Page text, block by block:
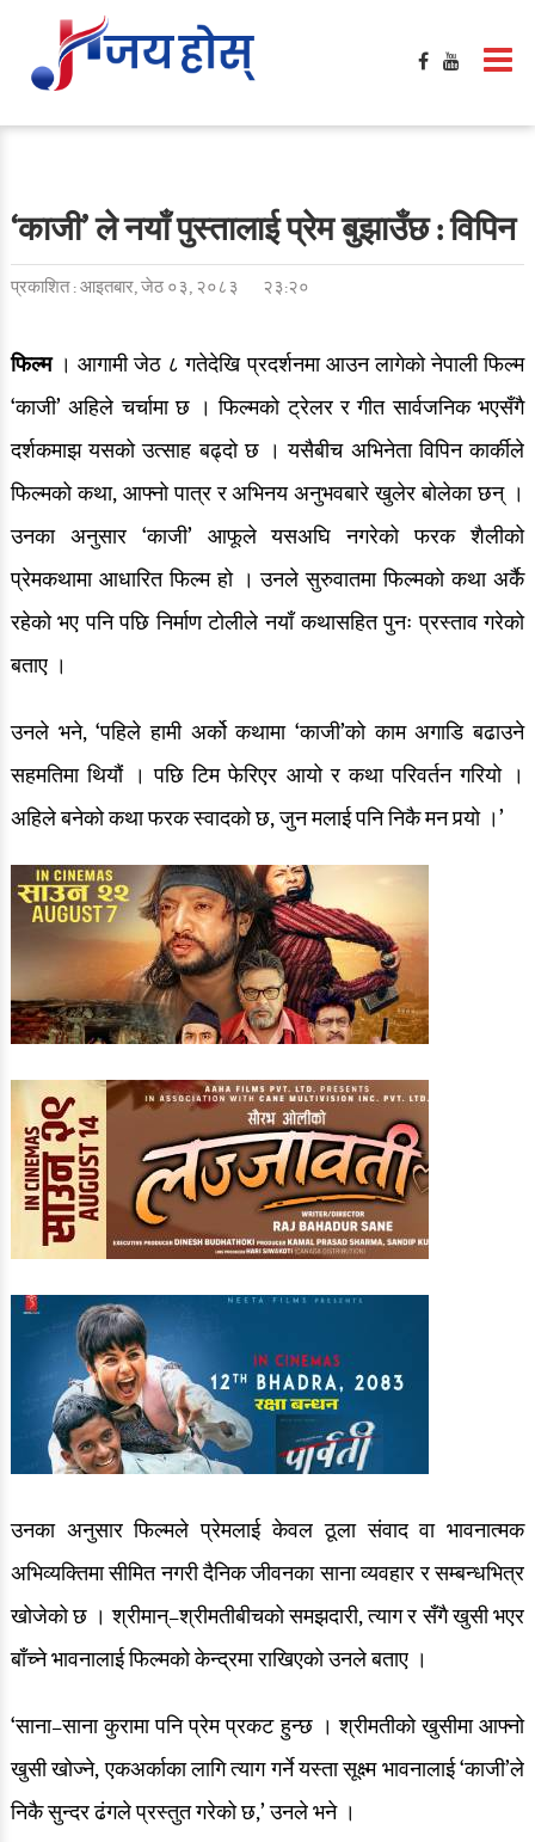
गृहपृष्ठ
मनोरञ्जन
फिल्मी खबर
टिभी / सिरिज / ओटीटी
सङ्गीत खबर
साहित्य खबर
गसिप
समिक्षा
फेशन / सौन्दर्य
रङ्गमञ्च
अन्तर्वार्ता
इभेन्ट ग्यालरी
सेलिब्रेटी ग्यालरी
देश/विदेश
देश खबर
ग्लोबल खबर
‘काजी’ ले नयाँ पुस्तालाई प्रेम बुझाउँछ : विपिन
प्रकाशित : आइतबार, जेठ ०३, २०८३ २३:२०
फिल्म। आगामी जेठ ८ गतेदेखि प्रदर्शनमा आउन लागेको नेपाली फिल्म
‘काजी’ अहिले चर्चामा छ । फिल्मको ट्रेलर र गीत सार्वजनिक भएसँगै
दर्शकमाझ यसको उत्साह बढ्दो छ । यसैबीच अभिनेता विपिन कार्कीले
फिल्मको कथा, आफ्नो पात्र र अभिनय अनुभवबारे खुलेर बोलेका छन् ।
उनका अनुसार ‘काजी’ आफूले यसअघि नगरेको फरक शैलीको
प्रेमकथामा आधारित फिल्म हो । उनले सुरुवातमा फिल्मको कथा अर्कै
रहेको भए पनि पछि निर्माण टोलीले नयाँ कथासहित पुनः प्रस्ताव गरेको
बताए ।
उनले भने, ‘पहिले हामी अर्को कथामा ‘काजी’को काम अगाडि बढाउने
सहमतिमा थियौं । पछि टिम फेरिएर आयो र कथा परिवर्तन गरियो ।
अहिले बनेको कथा फरक स्वादको छ, जुन मलाई पनि निकै मन पर्‍याे ।’
उनका अनुसार फिल्मले प्रेमलाई केवल ठूला संवाद वा भावनात्मक
अभिव्यक्तिमा सीमित नगरी दैनिक जीवनका साना व्यवहार र सम्बन्धभित्र
खोजेको छ । श्रीमान्–श्रीमतीबीचको समझदारी, त्याग र सँगै खुसी भएर
बाँच्ने भावनालाई फिल्मको केन्द्रमा राखिएको उनले बताए ।
‘साना–साना कुरामा पनि प्रेम प्रकट हुन्छ । श्रीमतीको खुसीमा आफ्नो
खुसी खोज्ने, एकअर्काका लागि त्याग गर्ने यस्ता सूक्ष्म भावनालाई ‘काजी’ले
निकै सुन्दर ढंगले प्रस्तुत गरेको छ,’ उनले भने ।